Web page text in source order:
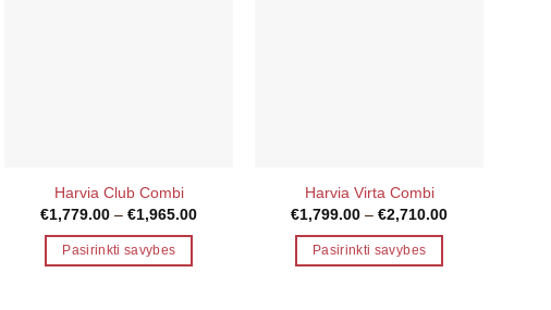
Harvia Club Combi
€1,779.00 – €1,965.00Price
Pasirinkti savybes
Harvia Virta Combi
€1,799.00 – €2,710.00Price
Pasirinkti savybes